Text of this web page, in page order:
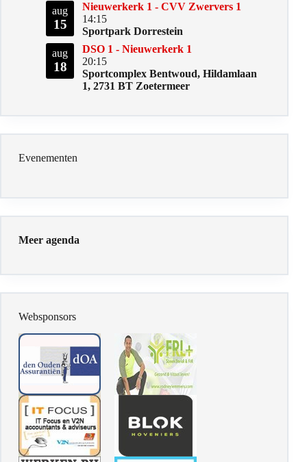
aug
15
Nieuwerkerk 1 - CVV Zwervers 1
14:15
Sportpark Dorrestein
aug
18
DSO 1 - Nieuwerkerk 1
20:15
Sportcomplex Bentwoud, Hildamlaan
1, 2731 BT Zoetermeer
Evenementen
Meer agenda
Websponsors